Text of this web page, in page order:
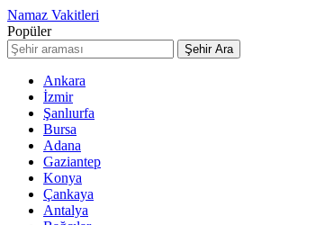
Namaz Vakitleri
Popüler
Şehir Ara
Ankara
İzmir
Şanlıurfa
Bursa
Adana
Gaziantep
Konya
Çankaya
Antalya